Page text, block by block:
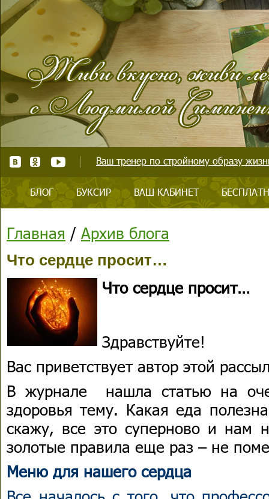
Ваш тренер по стройному образу
БЛОГ БУКСИР ВАШ КАБИНЕТ
Главная / Архив блога
Что сердце просит…
Что сердце просит…
Здравствуйте!
Вас приветствует автор этой
В журнале нашла статью на
здоровья тему. Какая еда
скажу, все это суперново и нам
золотые правила еще раз – не
Меню для нашего сердца